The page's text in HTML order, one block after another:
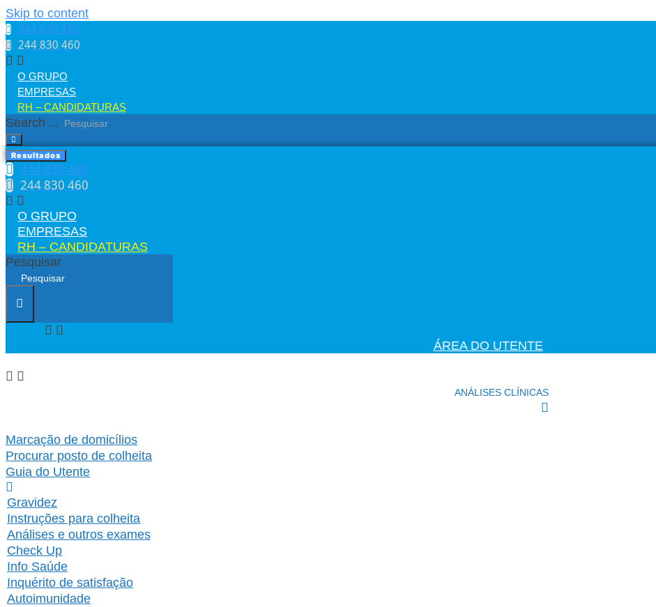
Skip to content
244 830 460​
244 830 460​
O GRUPO
EMPRESAS
RH – CANDIDATURAS
Search ...
Resultados
244 830 460​
244 830 460​
O GRUPO
EMPRESAS
RH – CANDIDATURAS
Pesquisar
ÁREA DO UTENTE
ANÁLISES CLÍNICAS
Marcação de domicílios
Procurar posto de colheita
Guia do Utente
Gravidez
Instruções para colheita
Análises e outros exames
Check Up
Info Saúde
Inquérito de satisfação
Autoimunidade